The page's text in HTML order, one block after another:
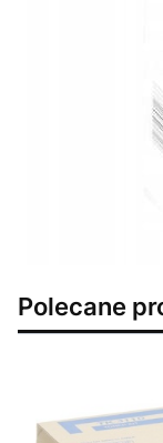
Polecane